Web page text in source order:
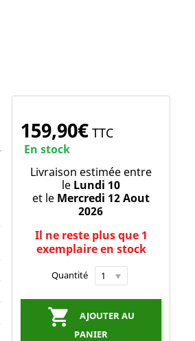
159,90€ TTC
En stock
Livraison estimée entre
le Lundi 10
et le Mercredi 12 Aout
2026
Il ne reste plus que 1
exemplaire en stock
Quantité

AJOUTER AU
PANIER